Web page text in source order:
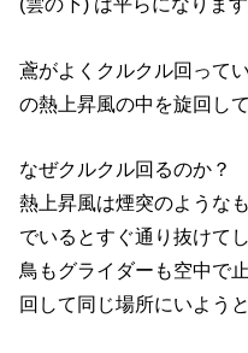
鳶がよくクルクル回って
の熱上昇風の中を旋回し
なぜクルクル回るのか？
熱上昇風は煙突のような
でいるとすぐ通り抜けて
鳥もグライダーも空中で
回して同じ場所にいようと